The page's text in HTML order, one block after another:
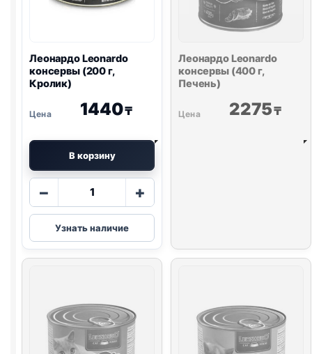
Леонардо Leonardo
консервы (200 г,
Кролик)
1440₸
В корзину
−
Количество
Леонардо
Leonardo
консервы
+
Узнать наличие
Леонардо Leonardo
консервы (400 г,
Печень)
2275₸